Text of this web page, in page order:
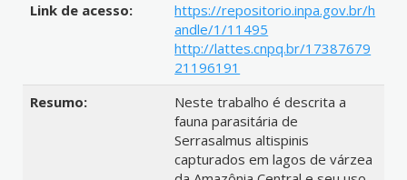
Link de acesso:
https://repositorio.inpa.gov.br/h
andle/1/11495
http://lattes.cnpq.br/17387679
21196191
Resumo:
Neste trabalho é descrita a
fauna parasitária de
Serrasalmus altispinis
capturados em lagos de várzea